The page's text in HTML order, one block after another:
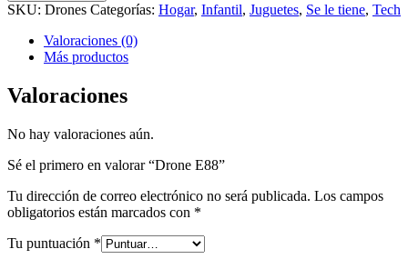
SKU: Drones Categorías: Hogar, Infantil, Juguetes, Se le tiene, Tech
Valoraciones (0)
Más productos
Valoraciones
No hay valoraciones aún.
Sé el primero en valorar “Drone E88”
Tu dirección de correo electrónico no será publicada. Los campos
obligatorios están marcados con *
Tu puntuación *